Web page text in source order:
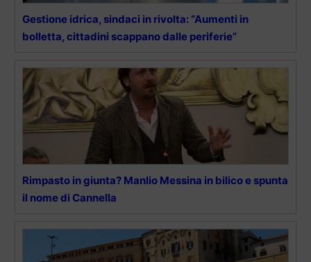
Gestione idrica, sindaci in rivolta: “Aumenti in
bolletta, cittadini scappano dalle periferie”
Rimpasto in giunta? Manlio Messina in bilico e spunta
il nome di Cannella